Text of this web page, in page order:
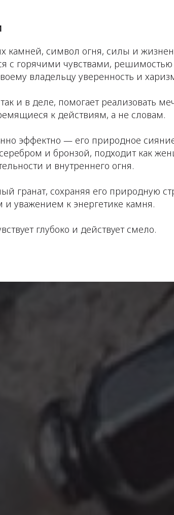
символ огня, силы и
с горячими чувствами,
владельцу уверенность и
и в деле, помогает реализовать
к действиям, а не словам.
эффектно — его природное
и бронзой, подходит как
и внутреннего огня.
гранат, сохраняя его природную
уважением к энергетике камня.
глубоко и действует смело.